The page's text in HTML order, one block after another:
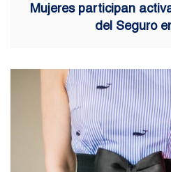
Mujeres participan
del Seguro